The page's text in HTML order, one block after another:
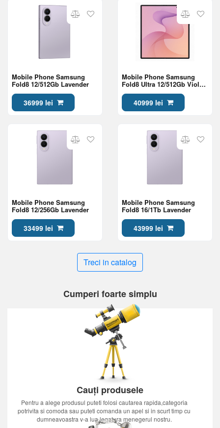
Mobile Phone Samsung
Fold8 12/512Gb Lavender
36999 lei
Mobile Phone Samsung
Fold8 Ultra 12/512Gb Violet
Shadow
40999 lei
Mobile Phone Samsung
Fold8 12/256Gb Lavender
33499 lei
Mobile Phone Samsung
Fold8 16/1Tb Lavender
43999 lei
Treci in catalog
Cumperi foarte simplu
Cauți produsele
Pentru a alege produsul puteti folosi cautarea rapida,categoria
potrivita si comoda sau puteti comanda un apel si in scurt timp cu
dumneavoastra v-a lua legatura menegerul nostru.